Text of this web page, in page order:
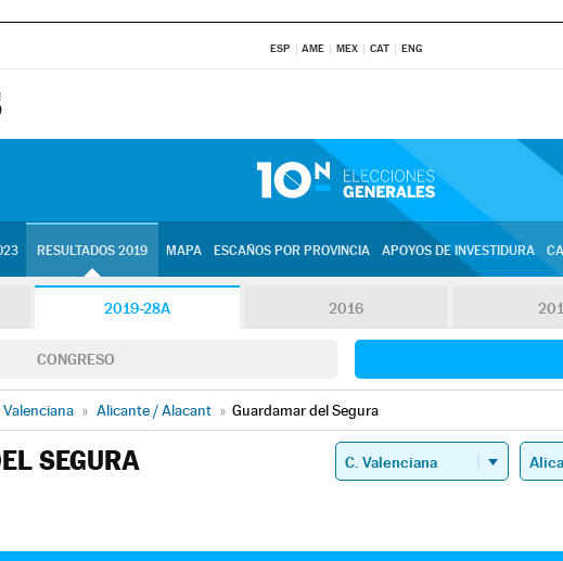
ESP AME MEX CAT ENG
RESULTADOS 2019 MAPA ESCAÑOS POR PROVINCIA APOYOS DE INVESTIDURA
2019-28A 2016
CONGRESO
Valenciana » Alicante / Alacant » Guardamar del Segura
SEGURA